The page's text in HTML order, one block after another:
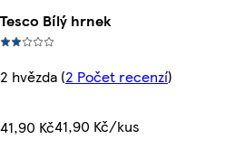
Tesco Bílý hrnek
2 hvězda (2 Počet recenzí)
41,90 Kč41,90 Kč/kus